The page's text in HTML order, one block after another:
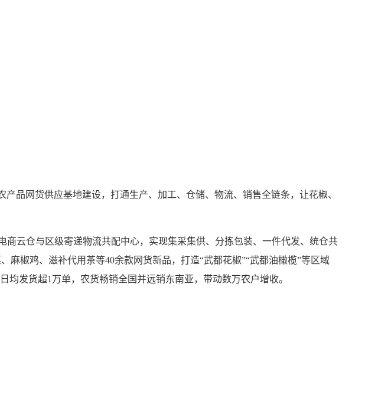
品网货供应基地建设，打通生产、加工、仓储、物流、销售全链条，让花椒、
云仓与区级寄递物流共配中心，实现集采集供、分拣包装、一件代发、统仓共
椒鸡、滋补代用茶等40余款网货新品，打造“武都花椒”“武都油橄榄”等区域
发货超1万单，农货畅销全国并远销东南亚，带动数万农户增收。